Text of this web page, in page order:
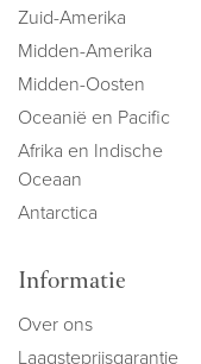
Zuid-Amerika
Midden-Amerika
Midden-Oosten
Oceanië en Pacific
Afrika en Indische
Oceaan
Antarctica
Informatie
Over ons
Laagsteprijsgarantie